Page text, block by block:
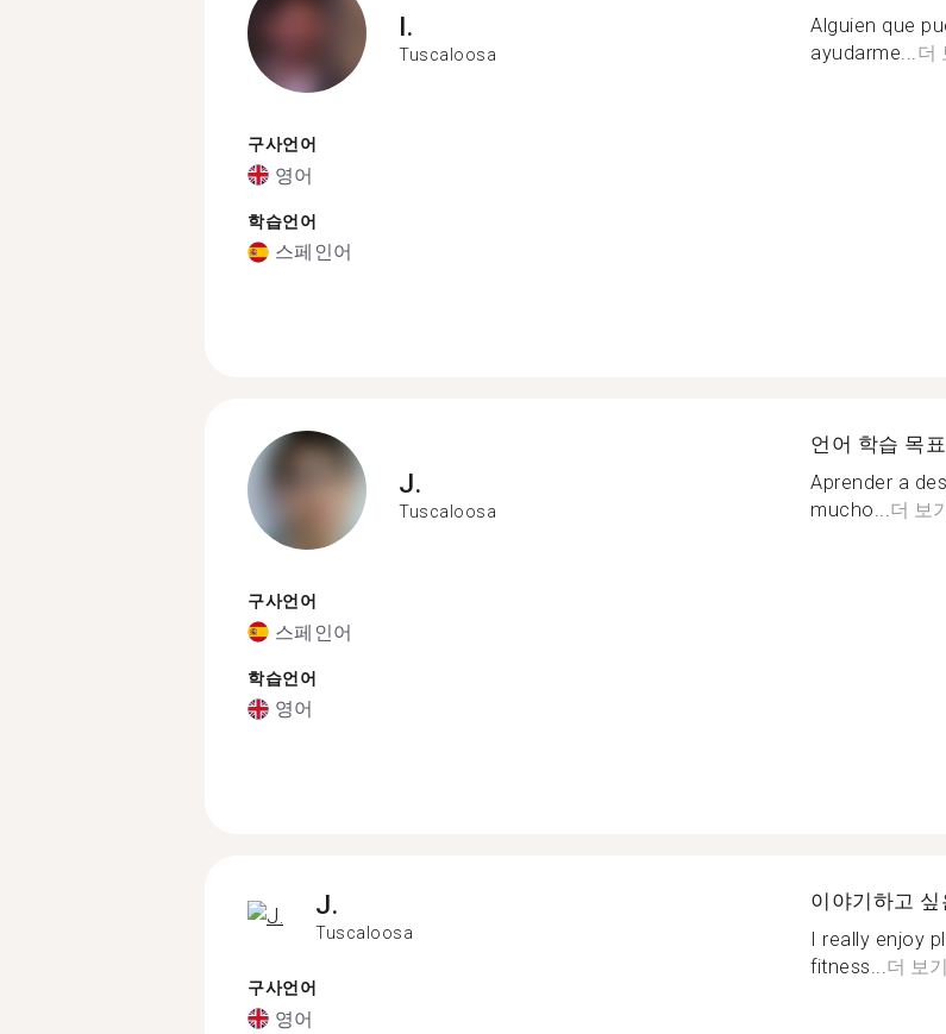
I.
Tuscaloosa
구사언어
영어
학습언어
스페인어
Alguien que
ayudarme...더
J.
Tuscaloosa
구사언어
스페인어
학습언어
영어
언어 학습 목표
Aprender a
mucho...더 보
J.
Tuscaloosa
구사언어
영어
이야기하고 싶
I really enjoy
fitness...더 보기